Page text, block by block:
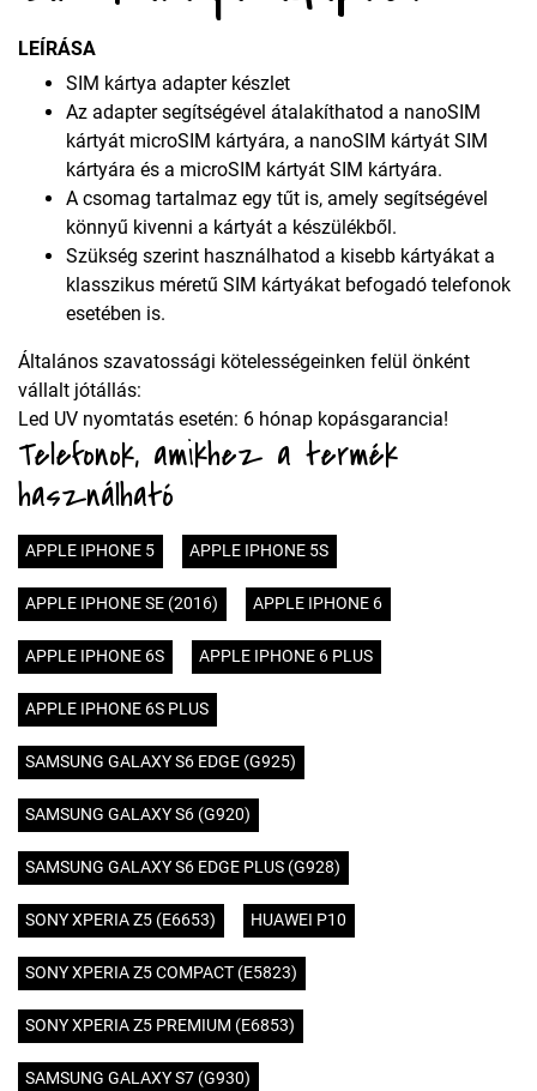
LEÍRÁSA
SIM kártya adapter készlet
Az adapter segítségével átalakíthatod a nanoSIM
kártyát microSIM kártyára, a nanoSIM kártyát SIM
kártyára és a microSIM kártyát SIM kártyára.
A csomag tartalmaz egy tűt is, amely segítségével
könnyű kivenni a kártyát a készülékből.
Szükség szerint használhatod a kisebb kártyákat a
klasszikus méretű SIM kártyákat befogadó telefonok
esetében is.
Általános szavatossági kötelességeinken felül önként
vállalt jótállás:
Led UV nyomtatás esetén: 6 hónap kopásgarancia!
Telefonok, amikhez a termék
használható
APPLE IPHONE 5 APPLE IPHONE 5S
APPLE IPHONE SE (2016) APPLE IPHONE 6
APPLE IPHONE 6S APPLE IPHONE 6 PLUS
APPLE IPHONE 6S PLUS
SAMSUNG GALAXY S6 EDGE (G925)
SAMSUNG GALAXY S6 (G920)
SAMSUNG GALAXY S6 EDGE PLUS (G928)
SONY XPERIA Z5 (E6653) HUAWEI P10
SONY XPERIA Z5 COMPACT (E5823)
SONY XPERIA Z5 PREMIUM (E6853)
SAMSUNG GALAXY S7 (G930)